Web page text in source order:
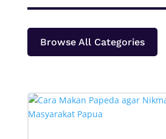
Browse All Categories